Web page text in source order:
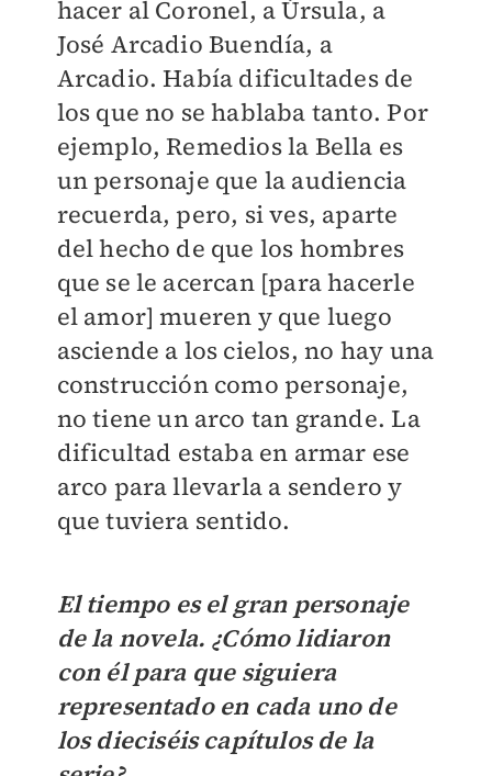
hacer al Coronel, a Úrsula, a
José Arcadio Buendía, a
Arcadio. Había dificultades de
los que no se hablaba tanto. Por
ejemplo, Remedios la Bella es
un personaje que la audiencia
recuerda, pero, si ves, aparte
del hecho de que los hombres
que se le acercan [para hacerle
el amor] mueren y que luego
asciende a los cielos, no hay una
construcción como personaje,
no tiene un arco tan grande. La
dificultad estaba en armar ese
arco para llevarla a sendero y
que tuviera sentido.
El tiempo es el gran personaje
de la novela. ¿Cómo lidiaron
con él para que siguiera
representado en cada uno de
los dieciséis capítulos de la